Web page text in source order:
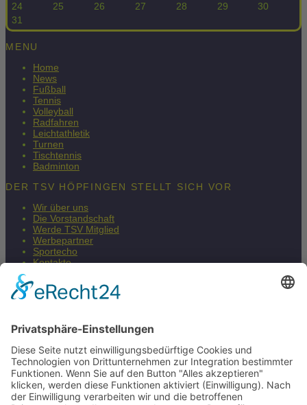
24
25 26 27 28 29
30
31
MENU
Home
News
Fußball
Tennis
Volleyball
Radfahren
Leichtathletik
Turnen
Tischtennis
Badminton
DER TSV HÖPFINGEN STELLT SICH VOR
Wir über uns
Die Vorstandschaft
Werde TSV Mitglied
Werbepartner
Sportecho
Kontakte
Datenschutzerklärung
Barrierefreiheitserklärung
Fair & Regional
Mehr Infos